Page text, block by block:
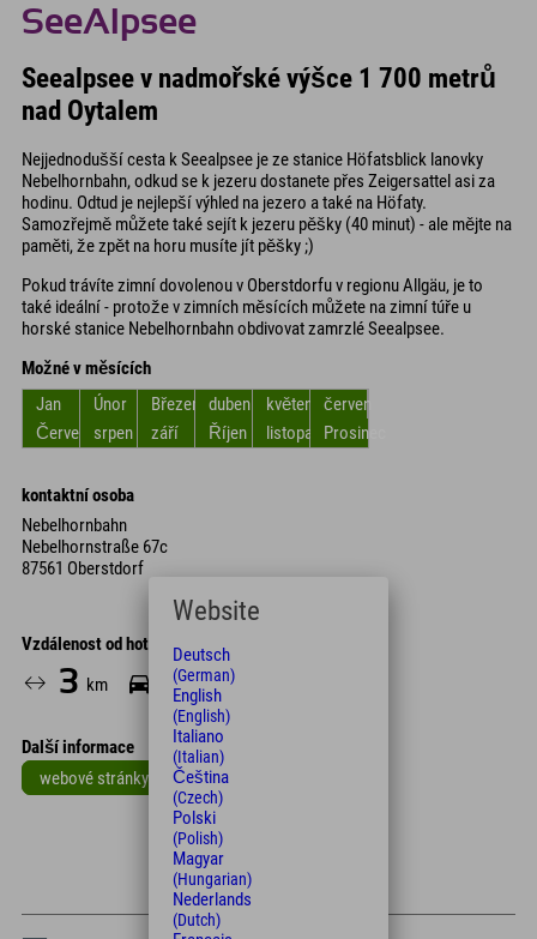
SeeAlpsee
Seealpsee v nadmořské výšce 1 700 metrů
nad Oytalem
Nejjednodušší cesta k Seealpsee je ze stanice Höfatsblick lanovky
Nebelhornbahn, odkud se k jezeru dostanete přes Zeigersattel asi za
hodinu. Odtud je nejlepší výhled na jezero a také na Höfaty.
Samozřejmě můžete také sejít k jezeru pěšky (40 minut) - ale mějte na
paměti, že zpět na horu musíte jít pěšky ;)
Pokud trávíte zimní dovolenou v Oberstdorfu v regionu Allgäu, je to
také ideální - protože v zimních měsících můžete na zimní túře u
horské stanice Nebelhornbahn obdivovat zamrzlé Seealpsee.
Možné v měsících
Jan
Únor Březen duben květen
červen
Červenecsrpen září Říjen listopad Prosinec
kontaktní osoba
Nebelhornbahn
Nebelhornstraße 67c
87561 Oberstdorf
Vzdálenost od hotelu
3 km 9 Min.
Další informace
webové stránky
Website
Deutsch
(German)
English
(English)
Italiano
(Italian)
Čeština
(Czech)
Polski
(Polish)
Magyar
(Hungarian)
Nederlands
(Dutch)